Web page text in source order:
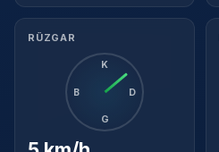
RÜZGAR
K
D
G
B